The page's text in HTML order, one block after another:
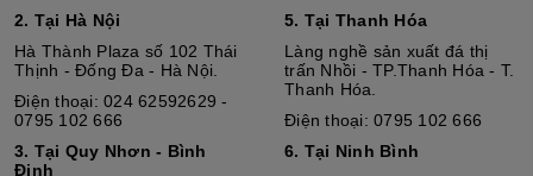
2. Tại Hà Nội
Hà Thành Plaza số 102 Thái
Thịnh - Đống Đa - Hà Nội.
Điện thoại: 024 62592629 -
0795 102 666
3. Tại Quy Nhơn - Bình
Định
5. Tại Thanh Hóa
Làng nghề sản xuất đá thị
trấn Nhồi - TP.Thanh Hóa - T.
Thanh Hóa.
Điện thoại: 0795 102 666
6. Tại Ninh Bình